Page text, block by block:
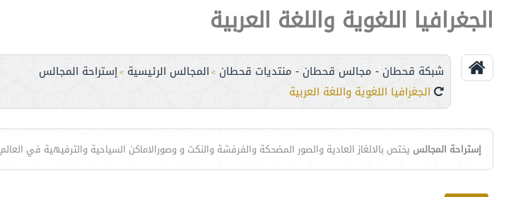
الجغرافيا اللغوية واللغة العربية
شبكة قحطان - مجالس قحطان - منتديات قحطان > المجالس الرئيسية >إستراحة المجالس
الجغرافيا اللغوية واللغة العربية
إستراحة المجالس يختص بالالغاز العادية والصور المضحكة والفرفشة والنكت و وصورالاماكن السياحية والترفيهية في العالم